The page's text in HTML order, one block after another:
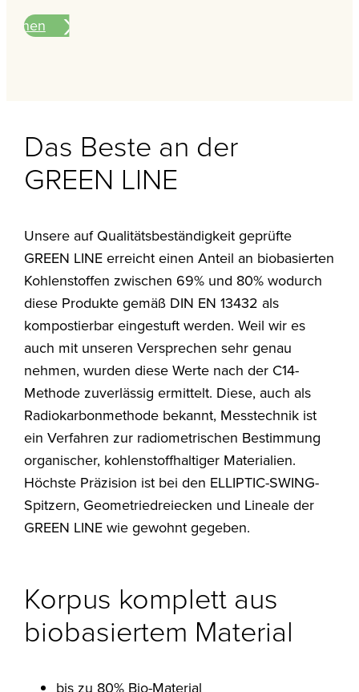
Das Beste an der
GREEN LINE
Unsere auf Qualitätsbeständigkeit geprüfte
GREEN LINE erreicht einen Anteil an biobasierten
Kohlenstoffen zwischen 69% und 80% wodurch
diese Produkte gemäß DIN EN 13432 als
kompostierbar eingestuft werden. Weil wir es
auch mit unseren Versprechen sehr genau
nehmen, wurden diese Werte nach der C14-
Methode zuverlässig ermittelt. Diese, auch als
Radiokarbonmethode bekannt, Messtechnik ist
ein Verfahren zur radiometrischen Bestimmung
organischer, kohlenstoffhaltiger Materialien.
Höchste Präzision ist bei den ELLIPTIC-SWING-
Spitzern, Geometriedreiecken und Lineale der
GREEN LINE wie gewohnt gegeben.
Korpus komplett aus
biobasiertem Material